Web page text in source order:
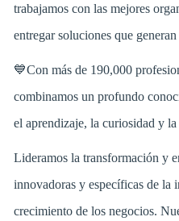
trabajamos con las mejores
entregar soluciones que
💙Con más de 190,000
combinamos un profundo
el aprendizaje, la curiosidad y
Lideramos la transformación y
innovadoras y específicas de la
crecimiento de los negocios.